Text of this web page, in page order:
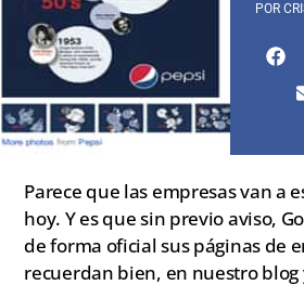
POR
Parece que las empresas van a
hoy. Y es que sin previo aviso,
de forma oficial sus páginas de
recuerdan bien, en nuestro